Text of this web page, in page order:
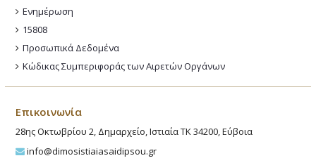
Ενημέρωση
15808
Προσωπικά Δεδομένα
Κώδικας Συμπεριφοράς των Αιρετών Οργάνων
Επικοινωνία
28ης Οκτωβρίου 2, Δημαρχείο, Ιστιαία ΤΚ 34200, Εύβοια
info@dimosistiaiasaidipsou.gr